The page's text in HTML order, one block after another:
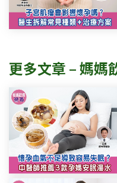
更多文章 – 媽媽